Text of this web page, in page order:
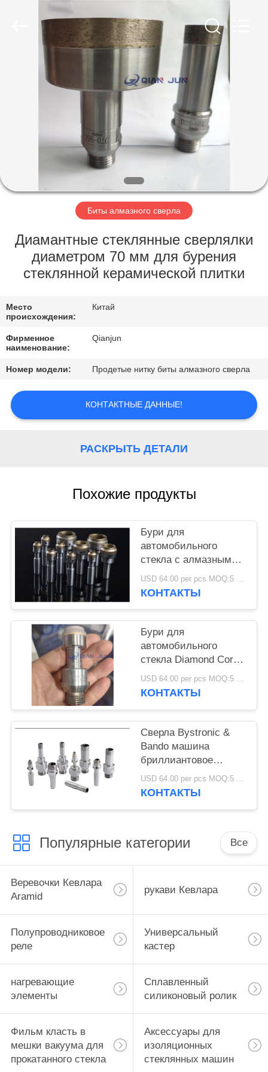
ГЛАВНАЯ
СТРАНИЦА
ПРОДУКЦИЯ
КОМПАНИИ
ФАБРИКА
КОНТРОЛЬ
КОНТАКТНЫЕ
ДАННЫЕ
НОВОСТИ
ОТПРАВИТЬ
PRIVACY
POLICY
Биты алмазного сверла
Диамантные стеклянные сверлялки
диаметром 70 мм для бурения
стеклянной керамической плитки
Место
происхождения:
Китай
Фирменное
наименование:
Qianjun
Номер модели: Продетые нитку биты алмазного сверла
КОНТАКТНЫЕ ДАННЫЕ!
РАСКРЫТЬ ДЕТАЛИ
Похожие продукты
Бури для
автомобильного
стекла с алмазным
ядром, используемые
на машинах Bystronic
USD 64.00 per pcs MOQ:5 шт.
КОНТАКТЫ
Бури для
автомобильного
стекла Diamond Core,
используемые на
машинах Bystronic &
USD 64.00 per pcs MOQ:5 шт.
КОНТАКТЫ
Сверла Bystronic &
Bando машина
бриллиантовое
стекло ядро сверла
для сверления
USD 64.00 per pcs MOQ:5 шт.
КОНТАКТЫ
Популярные категории Все
Веревочки Кевлара
Aramid
рукави Кевлара
Полупроводниковое
реле
Универсальный
кастер
нагревающие
элементы
Сплавленный
силиконовый ролик
Фильм класть в
мешки вакуума для
прокатанного стекла
Аксессуары для
изоляционных
стеклянных машин